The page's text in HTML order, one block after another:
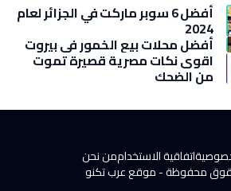
أفضل 6 سوبر ماركت في الجزائر لعام
2024
أفضل محلات بيع الخمور في بيروت
اقوى نكات مصرية قصيرة تموت
من الضحك
محفوظة -موقع عرب تكنو
اتفاقية الاستخداممن نحن